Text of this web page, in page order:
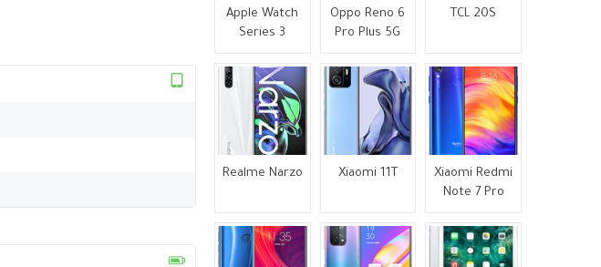
Apple Watch
Series 3
Oppo Reno 6
Pro Plus 5G
TCL 20S
Realme Narzo Xiaomi 11T
Xiaomi Redmi
Note 7 Pro